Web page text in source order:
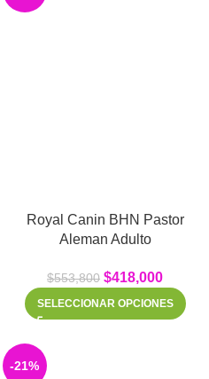
Royal Canin BHN Pastor
Aleman Adulto
$553,800 $418,000
SELECCIONAR OPCIONES
-21%